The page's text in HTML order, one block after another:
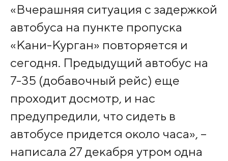
«Вчерашняя ситуация с задержкой
автобуса на пункте пропуска
«Кани-Курган» повторяется и
сегодня. Предыдущий автобус на
7-35 (добавочный рейс) еще
проходит досмотр, и нас
предупредили, что сидеть в
автобусе придется около часа», –
написала 27 декабря утром одна